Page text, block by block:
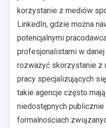
korzystanie z mediów
LinkedIn, gdzie można
potencjalnymi
profesjonalistami w
rozważyć skorzystanie z
pracy specjalizujących
takie agencje często
niedostępnych
formalnościach